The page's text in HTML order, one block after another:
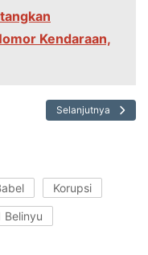
Kendaraan,
Selanjutnya
Korupsi
Belinyu